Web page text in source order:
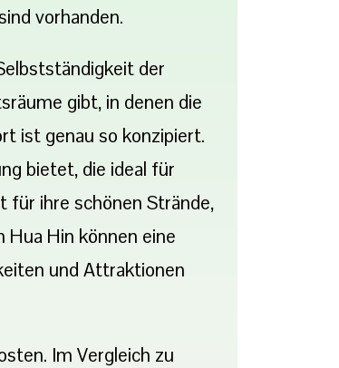
vorhanden.
der
gibt, in denen die
ist genau so konzipiert.
bietet, die ideal für
für ihre schönen Strände,
Hua Hin können eine
und Attraktionen
Im Vergleich zu